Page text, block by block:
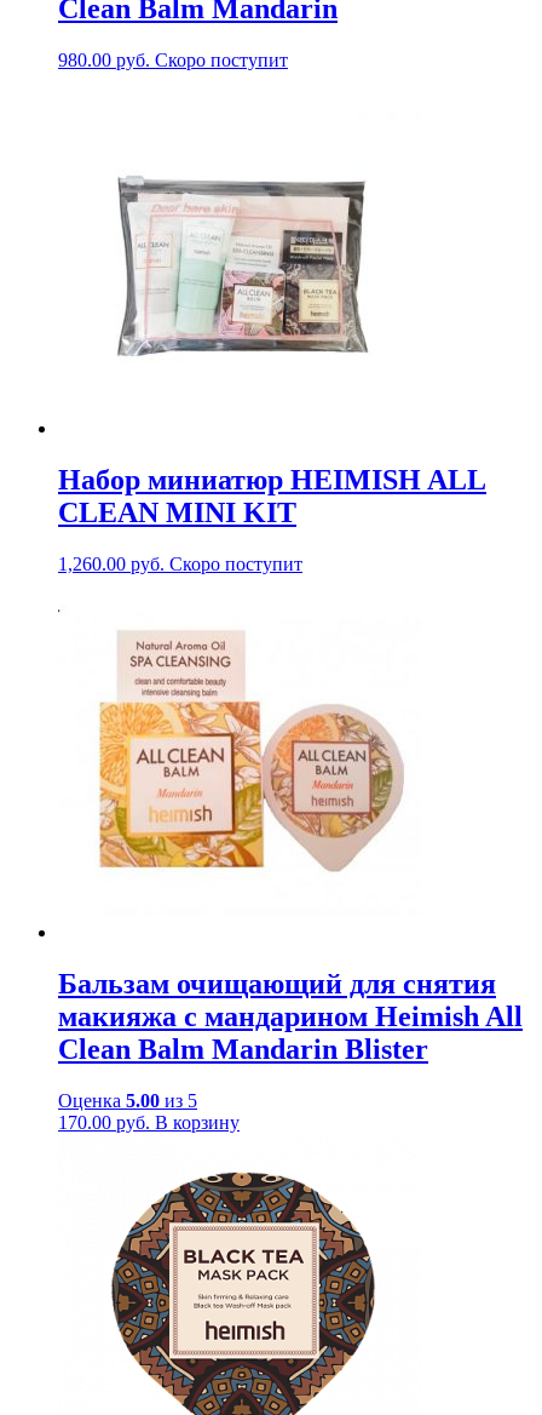
Clean Balm Mandarin
980.00 руб. Скоро поступит
Набор миниатюр HEIMISH ALL
CLEAN MINI KIT
1,260.00 руб. Скоро поступит
Бальзам очищающий для снятия
макияжа с мандарином Heimish All
Clean Balm Mandarin Blister
Оценка 5.00 из 5
170.00 руб. В корзину